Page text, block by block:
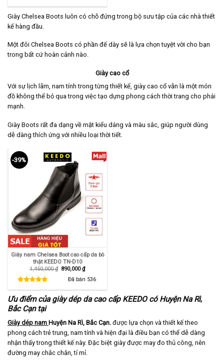
Giày Chelsea Boots luôn có chỗ đứng trong bộ sưu tập của các nhà thiết
kế hàng đầu.
Một đôi Chelsea Boots có phần đế dày sẽ là lựa chọn tuyệt vời cho bạn
trong bất cứ hoàn cảnh nào.
Giày cao cổ
Với sự lịch lãm, nam tính trong từng thiết kế, giày cao cổ vẫn là một món
đồ không thể bỏ qua trong việc tạo dựng phong cách thời trang cho phái
mạnh.
Giày Boots rất đa dạng về mặt kiểu dáng và màu sắc, giúp người dùng
dễ dàng thích ứng với nhiều loại thời tiết.
-39%
Giày nam Chelsea Boot cao cấp da bò
thật KEEDO TN-D10
1,450,000₫ Giá
1,450,000 ₫.
890,000₫Giá
hiện
tại
là:
890,000 ₫.
Đã bán 536
Ưu điểm của giày dép da cao cấp KEEDO có Huyện Na Rì,
Bắc Cạntại
Giày dép nam Huyện Na Rì, Bắc Cạn. được lựa chọn và thiết kế theo
phong cách trẻ trung, nam tính và hiện đại là điều bạn có thể dễ dàng
nhận thấy trong thiết kế này. Đặc biệt giày được may đo thủ công, nên
đường may chắc chắn, tỉ mỉ.